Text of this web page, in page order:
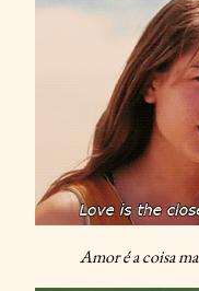
Amor é a coisa